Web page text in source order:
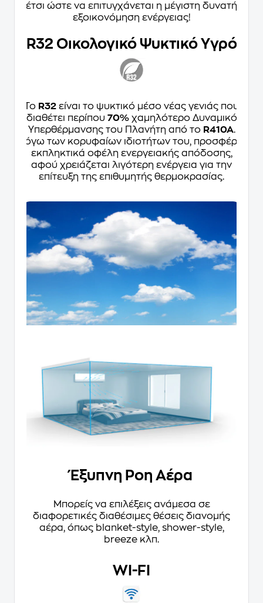
έτσι ώστε να επιτυγχάνεται η μέγιστη δυνατή
εξοικονόμηση ενέργειας!
R32 Οικολογικό Ψυκτικό Υγρό
Το R32 είναι το ψυκτικό μέσο νέας γενιάς που
διαθέτει περίπου 70%χαμηλότερο Δυναμικό
Υπερθέρμανσης του Πλανήτη από το R410A.
Λόγω των κορυφαίων ιδιοτήτων του, προσφέρει
εκπληκτικά οφέλη ενεργειακής απόδοσης,
αφού χρειάζεται λιγότερη ενέργεια για την
επίτευξη της επιθυμητής θερμοκρασίας.
Έξυπνη Ροη Αέρα
Μπορείς να επιλέξεις ανάμεσα σε
διαφορετικές διαθέσιμες θέσεις διανομής
αέρα, όπως blanket-style, shower-style,
breeze κλπ.
WI-FI